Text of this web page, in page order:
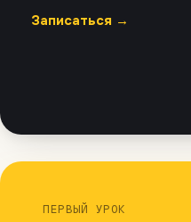
Записаться →
ПЕРВЫЙ УРОК